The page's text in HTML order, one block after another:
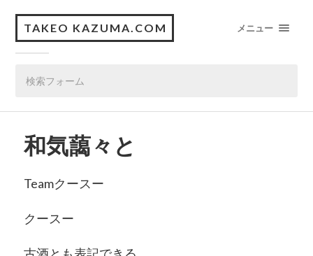
TAKEO KAZUMA.COM メニュー
和気藹々と
Teamクースー
クースー
古酒とも表記できる。